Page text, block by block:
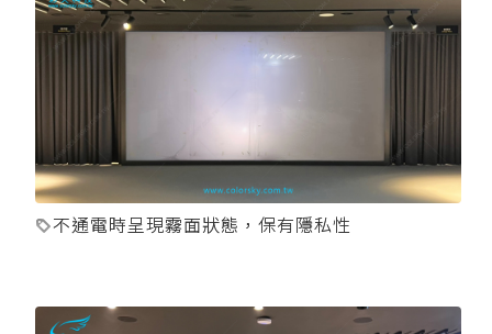
不通電時呈現霧面狀態，保有隱私性